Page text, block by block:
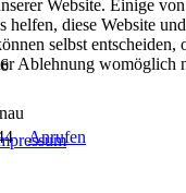
Anrufen
Website. Einige
helfen, diese Website
selbst
Ablehnung